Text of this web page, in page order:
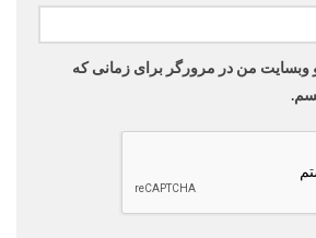
و وبسایت من در مرورگر برای زمانی که